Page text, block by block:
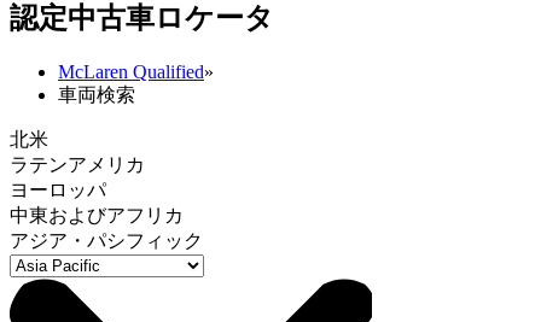
認定中古車ロケータ
McLaren Qualified»
車両検索
北米
ラテンアメリカ
ヨーロッパ
中東およびアフリカ
アジア・パシフィック